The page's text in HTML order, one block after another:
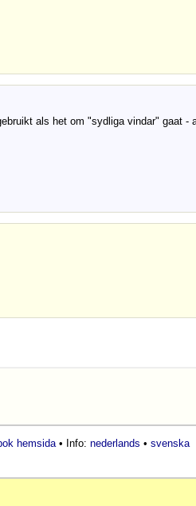
als het om "sydliga vindar" gaat -
hemsida• Info: nederlands • svenska